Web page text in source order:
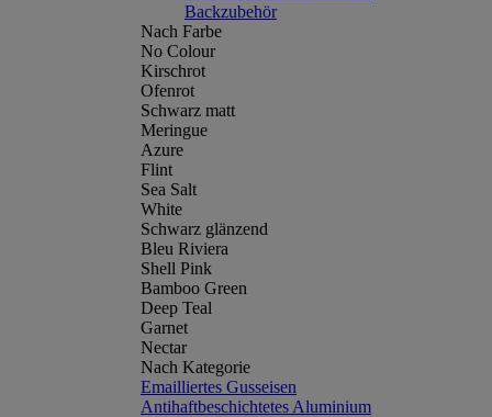
Backzubehör
Nach Farbe
No Colour
Kirschrot
Ofenrot
Schwarz matt
Meringue
Azure
Flint
Sea Salt
White
Schwarz glänzend
Bleu Riviera
Shell Pink
Bamboo Green
Deep Teal
Garnet
Nectar
Nach Kategorie
Emailliertes Gusseisen
Antihaftbeschichtetes Aluminium